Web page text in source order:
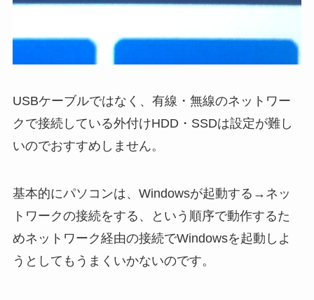
USBケーブルではなく、有線・無線のネットワー
クで接続している外付けHDD・SSDは設定が難し
いのでおすすめしません。
基本的にパソコンは、Windowsが起動する→ネッ
トワークの接続をする、という順序で動作するた
めネットワーク経由の接続でWindowsを起動しよ
うとしてもうまくいかないのです。